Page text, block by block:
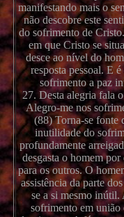
manifestando mais o
não descobre este
do sofrimento de
em que Cristo se
desce ao nível do
resposta pessoal. E
sofrimento a paz
27. Desta alegria fala
Alegro-me nos
(88) Torna-se fonte
inutilidade do
profundamente
desgasta o homem
para os outros. O
assistência da parte
se a si mesmo
sofrimento em união